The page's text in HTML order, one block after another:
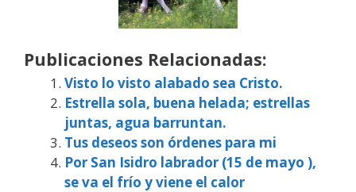
Publicaciones Relacionadas:
Visto lo visto alabado sea Cristo.
Estrella sola, buena helada; estrellas
juntas, agua barruntan.
Tus deseos son órdenes para mi
Por San Isidro labrador (15 de mayo ),
se va el frío y viene el calor